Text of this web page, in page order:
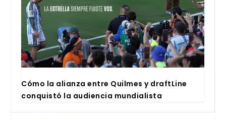
Cómo la alian­za entre Quil­mes y draftLi­ne
con­quis­tó la audien­cia mun­dia­lis­ta